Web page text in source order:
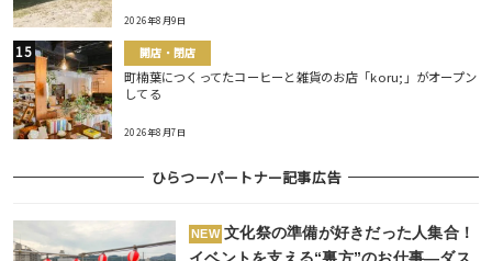
2026年8月9日
開店・閉店
町楠葉につくってたコーヒーと雑貨のお店「koru;」がオープン
してる
2026年8月7日
ひらつーパートナー記事広告
NEW 文化祭の準備が好きだった人集合！